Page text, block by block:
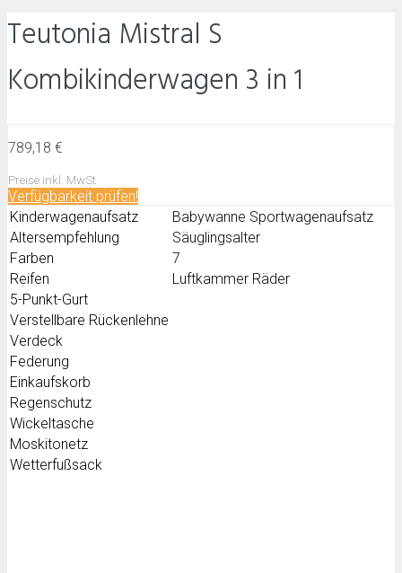
Teutonia Mistral S
Kombikinderwagen 3 in 1
789,18 €
Preise inkl. MwSt
Verfügbarkeit prüfen!
Kinderwagenaufsatz
Babywanne Sportwagenaufsatz
Altersempfehlung
Säuglingsalter
Farben
7
Reifen
Luftkammer Räder
5-Punkt-Gurt
Verstellbare Rückenlehne
Verdeck
Federung
Einkaufskorb
Regenschutz
Wickeltasche
Moskitonetz
Wetterfußsack